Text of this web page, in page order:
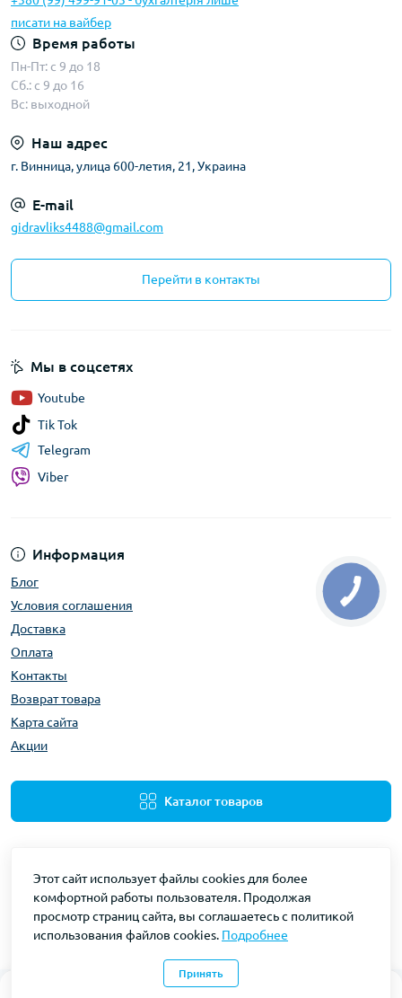
0
писати на вайбер
Время работы
Пн-Пт: с 9 до 18
Сб.: с 9 до 16
Вс: выходной
Наш адрес
г. Винница, улица 600-летия, 21, Украина
E-mail
gidravliks4488@gmail.com
Перейти в контакты
Информация
Блог
Условия соглашения
Доставка
Оплата
Контакты
Возврат товара
Карта сайта
Акции
Каталог товаров
Мы в соцсетях
Youtube
Tik Tok
Telegram
Viber
Gidravliks © 2026
Этот сайт использует файлы cookies для более
комфортной работы пользователя. Продолжая
просмотр страниц сайта, вы соглашаетесь с политикой
использования файлов cookies. Подробнее
Принять